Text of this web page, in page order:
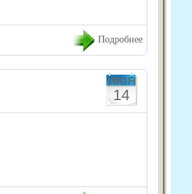
Подробнее
июн
14